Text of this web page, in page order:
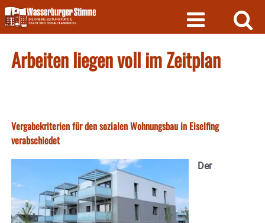
Skip
to
content
Arbeiten liegen voll im Zeitplan
Vergabekriterien für den sozialen Wohnungsbau in Eiselfing
verabschiedet
Der